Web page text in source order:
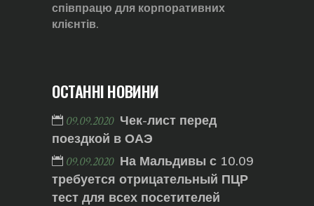
співпрацю для корпоративних
клієнтів.
ОСТАННІ НОВИНИ
09.09.2020 Чек-лист перед
поездкой в ОАЭ
09.09.2020 На Мальдивы с 10.09
требуется отрицательный ПЦР
тест для всех посетителей